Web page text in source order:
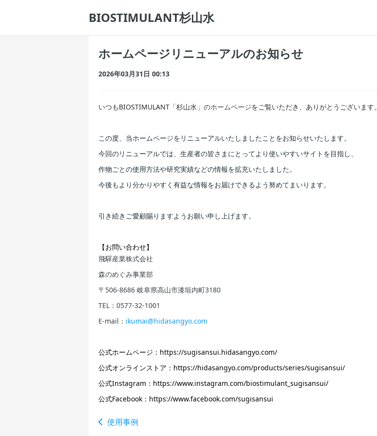
BIOSTIMULANT杉山水
ホームページリニューアルのお知らせ
2026年03月31日 00:13
いつもBIOSTIMULANT「杉山水 」のホームページをご覧いただき、ありがとうございます。
この度、当ホームページをリニューアルいたしましたことをお知らせいたします。
今回のリニューアルでは、生産者の皆さまにとってより使いやすいサイトを目指し、
作物ごとの使用方法や研究実績などの情報を拡充いたしました。
今後もより分かりやすく有益な情報をお届けできるよう努めてまいります。
引き続きご愛顧賜りますようお願い申し上げます。
【お問い合わせ】
飛驒産業株式会社
森のめぐみ事業部
〒506-8686 岐阜県高山市漆垣内町3180
TEL：0577-32-1001
E-mail： ikumai@hidasangyo.com
公式ホームページ： https://sugisansui.hidasangyo.com/
公式オンラインストア： https://hidasangyo.com/products/series/sugisansui/
公式Instagram： https://www.instagram.com/biostimulant_sugisansui/
公式Facebook： https://www.facebook.com/sugisansui
使用事例